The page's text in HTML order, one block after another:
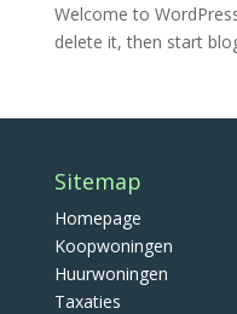
Welcome to
delete it, then start
Sitemap
Homepage
Koopwoningen
Huurwoningen
Taxaties